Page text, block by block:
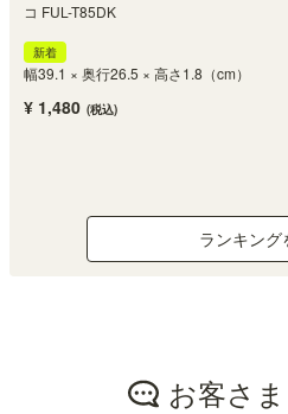
コ FUL-T85DK
新着
幅39.1 × 奥行26.5 × 高さ1.8（cm）
¥ 1,480 (税込)
ランキング
お客さ